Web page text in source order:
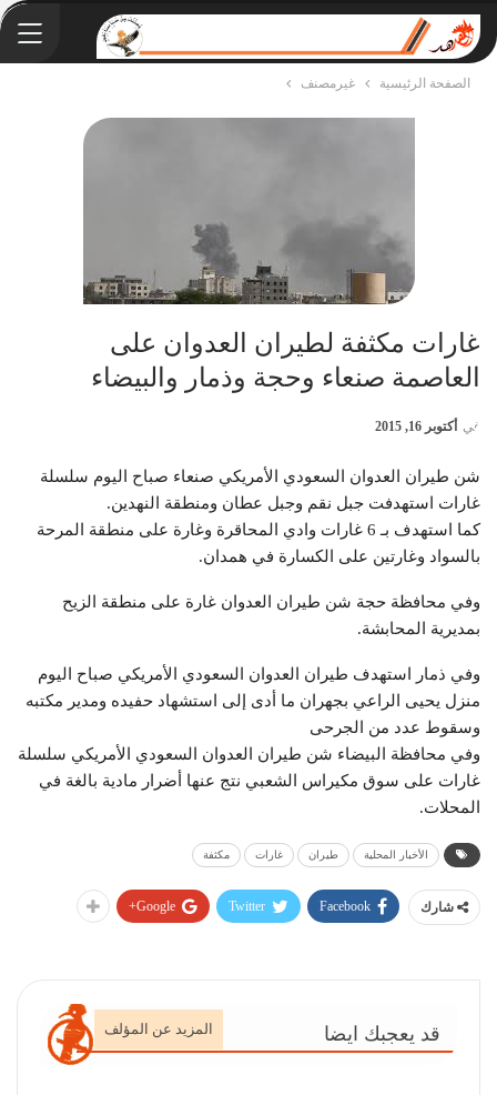
الصفحة الرئيسية غيرمصنف
غارات مكثفة لطيران العدوان على
العاصمة صنعاء وحجة وذمار والبيضاء
في أكتوبر 16, 2015
شن طيران العدوان السعودي الأمريكي صنعاء صباح اليوم سلسلة
غارات استهدفت جبل نقم وجبل عطان ومنطقة النهدين.
كما استهدف بـ 6 غارات وادي المحاقرة وغارة على منطقة المرحة
بالسواد وغارتين على الكسارة في همدان.
وفي محافظة حجة شن طيران العدوان غارة على منطقة الزيح
بمديرية المحابشة.
وفي ذمار استهدف طيران العدوان السعودي الأمريكي صباح اليوم
منزل يحيى الراعي بجهران ما أدى إلى استشهاد حفيده ومدير مكتبه
وسقوط عدد من الجرحى
وفي محافظة البيضاء شن طيران العدوان السعودي الأمريكي سلسلة
غارات على سوق مكيراس الشعبي نتج عنها أضرار مادية بالغة في
المحلات.
الأخبار المحلية طيران غارات مكثفة
شارك Facebook
Twitter
Google+
قد يعجبك ايضا المزيد عن المؤلف